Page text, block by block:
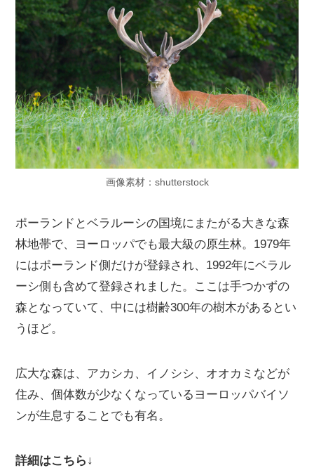
画像素材：shutterstock
ポーランドとベラルーシの国境にまたがる大きな森
林地帯で、ヨーロッパでも最大級の原生林。1979年
にはポーランド側だけが登録され、1992年にベラル
ーシ側も含めて登録されました。ここは手つかずの
森となっていて、中には樹齢300年の樹木があるとい
うほど。
広大な森は、アカシカ、イノシシ、オオカミなどが
住み、個体数が少なくなっているヨーロッパバイソ
ンが生息することでも有名。
詳細はこちら↓